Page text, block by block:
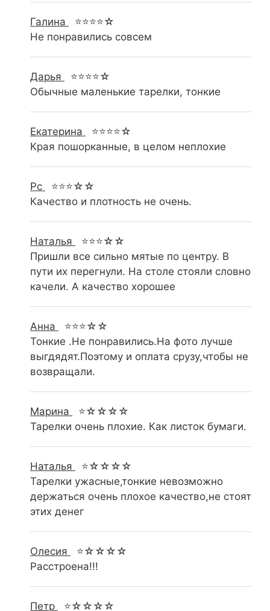
Галина
⭐⭐⭐⭐☆
Не понравились совсем
Дарья
⭐⭐⭐⭐☆
Обычные маленькие тарелки, тонкие
Екатерина
⭐⭐⭐⭐☆
Края пошорканные, в целом неплохие
Рс
⭐⭐⭐☆☆
Качество и плотность не очень.
Наталья
⭐⭐⭐☆☆
Пришли все сильно мятые по центру. В
пути их перегнули. На столе стояли словно
качели. А качество хорошее
Анна
⭐⭐⭐☆☆
Тонкие .Не понравились.На фото лучше
выгдядят.Поэтому и оплата срузу,чтобы не
возвращали.
Марина
⭐☆☆☆☆
Тарелки очень плохие. Как листок бумаги.
Наталья
⭐☆☆☆☆
Тарелки ужасные,тонкие невозможно
держаться очень плохое качество,не стоят
этих денег
Олесия
⭐☆☆☆☆
Расстроена!!!
Петр ⭐☆☆☆☆